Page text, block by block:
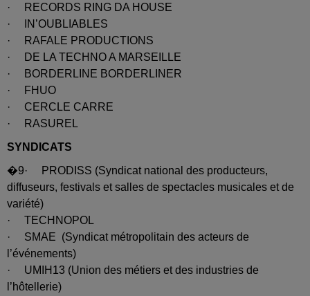
· RECORDS RING DA HOUSE
· IN’OUBLIABLES
· RAFALE PRODUCTIONS
· DE LA TECHNO A MARSEILLE
· BORDERLINE BORDERLINER
· FHUO
· CERCLE CARRE
· RASUREL
SYNDICATS
�9· PRODISS (Syndicat national des producteurs,
diffuseurs, festivals et salles de spectacles musicales et de
variété)
· TECHNOPOL
· SMAE (Syndicat métropolitain des acteurs de
l’événements)
· UMIH13 (Union des métiers et des industries de
l’hôtellerie)